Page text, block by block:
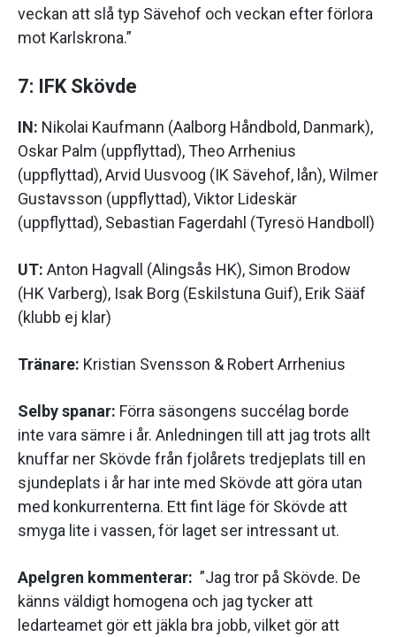
veckan att slå typ Sävehof och veckan efter förlora
mot Karlskrona.”
7: IFK Skövde
IN: Nikolai Kaufmann (Aalborg Håndbold, Danmark),
Oskar Palm (uppflyttad), Theo Arrhenius
(uppflyttad), Arvid Uusvoog (IK Sävehof, lån), Wilmer
Gustavsson (uppflyttad), Viktor Lideskär
(uppflyttad), Sebastian Fagerdahl (Tyresö Handboll)
UT: Anton Hagvall (Alingsås HK), Simon Brodow
(HK Varberg), Isak Borg (Eskilstuna Guif), Erik Sääf
(klubb ej klar)
Tränare: Kristian Svensson & Robert Arrhenius
Selby spanar: Förra säsongens succélag borde
inte vara sämre i år. Anledningen till att jag trots allt
knuffar ner Skövde från fjolårets tredjeplats till en
sjundeplats i år har inte med Skövde att göra utan
med konkurrenterna. Ett fint läge för Skövde att
smyga lite i vassen, för laget ser intressant ut.
Apelgren kommenterar: ”Jag tror på Skövde. De
känns väldigt homogena och jag tycker att
ledarteamet gör ett jäkla bra jobb, vilket gör att